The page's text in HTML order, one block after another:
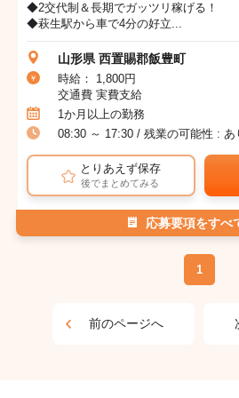
◆2交代制＆長期でガッツリ稼げる！
◆萩生駅から車で4分の好立...
山形県 西置賜郡飯豊町
時給： 1,800円
交通費 実費支給
1か月以上の勤務
08:30 ～ 17:30 / 残業の可能性 : あ
とりあえず保存
後でまとめてみる
応募要項をすべ
1
前のページへ